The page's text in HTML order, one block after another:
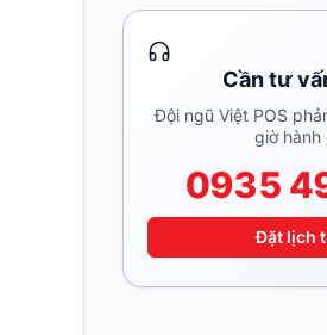
Cần tư
Đội ngũ Việt POS
giờ hành
0935
Đặt lịch